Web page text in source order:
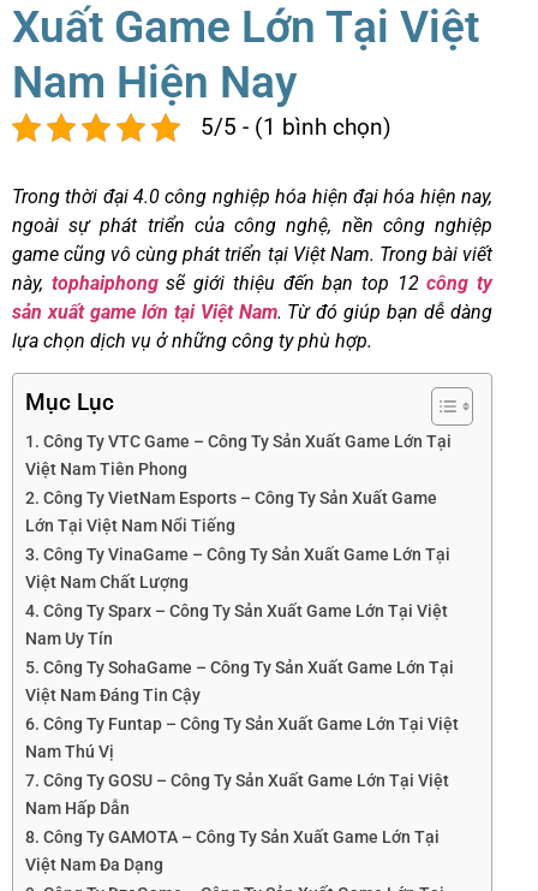
Xuất Game Lớn Tại Việt
Nam Hiện Nay
5/5 - (1 bình chọn)
Trong thời đại 4.0 công nghiệp hóa hiện đại hóa hiện nay,
ngoài sự phát triển của công nghệ, nền công nghiệp
game cũng vô cùng phát triển tại Việt Nam. Trong bài viết
này, tophaiphongsẽ giới thiệu đến bạn top 12công ty
sản xuất game lớn tại Việt Nam. Từ đó giúp bạn dễ dàng
lựa chọn dịch vụ ở những công ty phù hợp.
Mục Lục
1. Công Ty VTC Game – Công Ty Sản Xuất Game Lớn Tại
Việt Nam Tiên Phong
2. Công Ty VietNam Esports – Công Ty Sản Xuất Game
Lớn Tại Việt Nam Nổi Tiếng
3. Công Ty VinaGame – Công Ty Sản Xuất Game Lớn Tại
Việt Nam Chất Lượng
4. Công Ty Sparx – Công Ty Sản Xuất Game Lớn Tại Việt
Nam Uy Tín
5. Công Ty SohaGame – Công Ty Sản Xuất Game Lớn Tại
Việt Nam Đáng Tin Cậy
6. Công Ty Funtap – Công Ty Sản Xuất Game Lớn Tại Việt
Nam Thú Vị
7. Công Ty GOSU – Công Ty Sản Xuất Game Lớn Tại Việt
Nam Hấp Dẫn
8. Công Ty GAMOTA – Công Ty Sản Xuất Game Lớn Tại
Việt Nam Đa Dạng